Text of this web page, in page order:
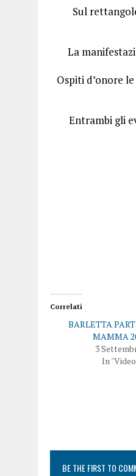
Sul
La
Ospiti d’onore
Entrambi gli
Correlati
BARLETTA
MAMMA
3
In
BE THE FIRST TO